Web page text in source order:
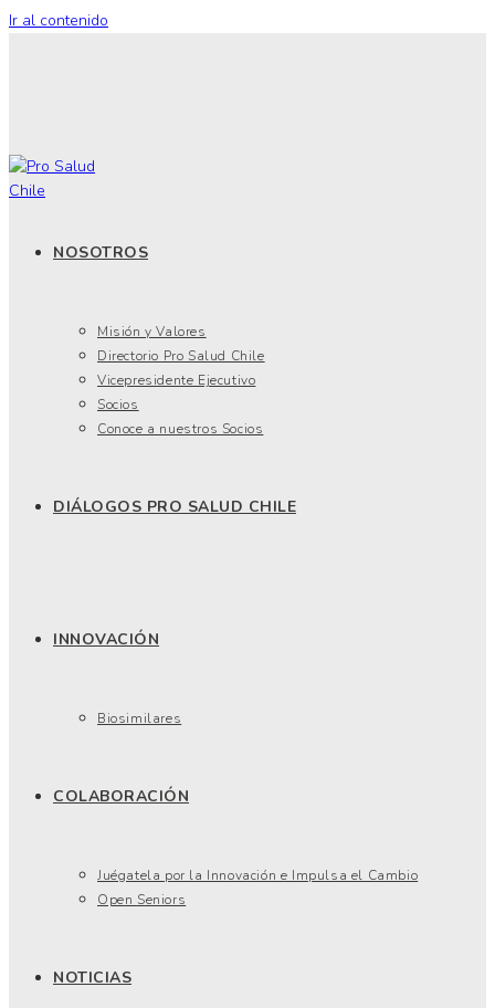
Ir al contenido
NOSOTROS
Misión y Valores
Directorio Pro Salud Chile
Vicepresidente Ejecutivo
Socios
Conoce a nuestros Socios
DIÁLOGOS PRO SALUD CHILE
INNOVACIÓN
Biosimilares
COLABORACIÓN
Juégatela por la Innovación e Impulsa el Cambio
Open Seniors
NOTICIAS